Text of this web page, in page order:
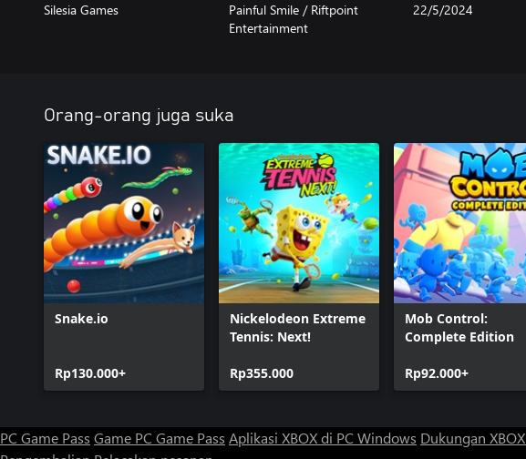
Silesia Games
Painful Smile / Riftpoint
Entertainment
22/5/2024
Orang-orang juga suka
Snake.io
Rp130.000+
Nickelodeon Extreme
Tennis: Next!
Rp355.000
Mob Control:
Complete Edition
Rp92.000+
PC Game Pass Game PC Game Pass Aplikasi XBOX di PC Windows Dukungan XBOX